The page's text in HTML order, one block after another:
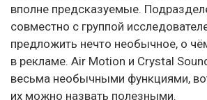
вполне предсказуемые.
совместно с группой
предложить нечто необычное, о
в рекламе. Air Motion и Crystal
весьма необычными функциями,
их можно назвать полезными.